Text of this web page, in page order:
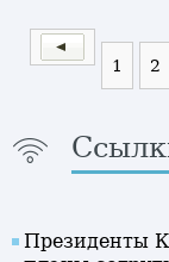
1 2
Президенты